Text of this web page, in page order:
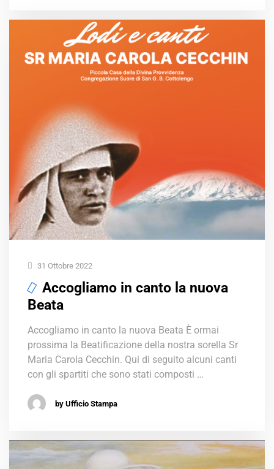
31 Ottobre 2022
Accogliamo in canto la nuova
Beata
Accogliamo in canto la nuova Beata È ormai
prossima la Beatificazione della nostra sorella Sr
Maria Carola Cecchin. Qui di seguito alcuni canti
con gli spartiti che sono stati composti …
by Ufficio Stampa